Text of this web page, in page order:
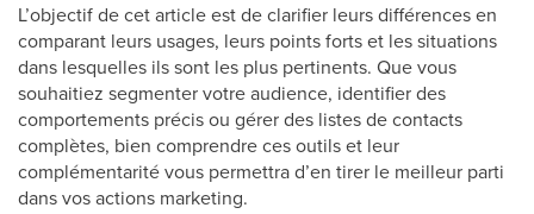
L’objectif de cet article est de clarifier leurs différences en
comparant leurs usages, leurs points forts et les situations
dans lesquelles ils sont les plus pertinents. Que vous
souhaitiez segmenter votre audience, identifier des
comportements précis ou gérer des listes de contacts
complètes, bien comprendre ces outils et leur
complémentarité vous permettra d’en tirer le meilleur parti
dans vos actions marketing.